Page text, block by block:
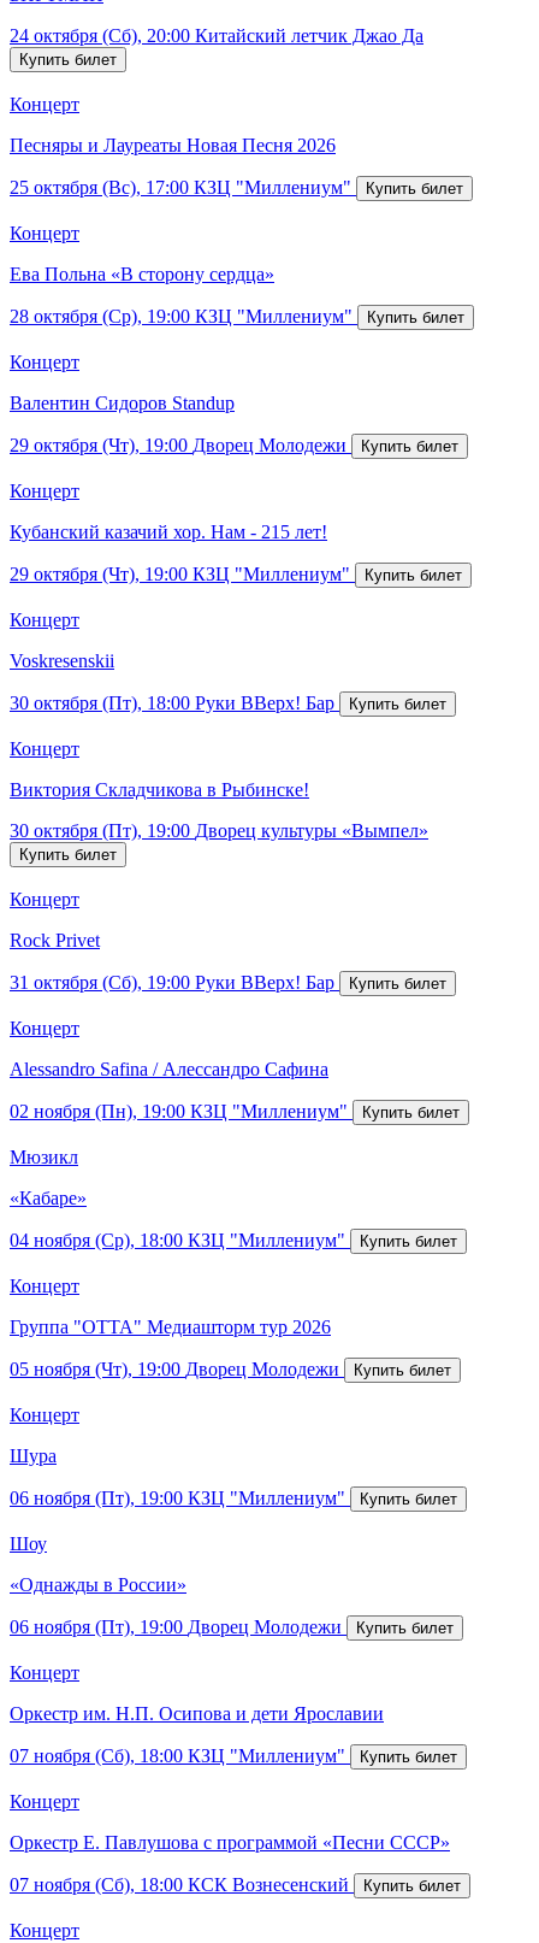
24 октября (Сб), 20:00 Китайский летчик Джао Да
Концерт
Песняры и Лауреаты Новая Песня 2026
25 октября (Вс), 17:00 КЗЦ "Миллениум"
Концерт
Ева Польна «В сторону сердца»
28 октября (Ср), 19:00 КЗЦ "Миллениум"
Концерт
Валентин Сидоров Standup
29 октября (Чт), 19:00 Дворец Молодежи
Концерт
Кубанский казачий хор. Нам - 215 лет!
29 октября (Чт), 19:00 КЗЦ "Миллениум"
Концерт
Voskresenskii
30 октября (Пт), 18:00 Руки ВВерх! Бар
Концерт
Виктория Складчикова в Рыбинске!
30 октября (Пт), 19:00 Дворец культуры «Вымпел»
Концерт
Rock Privet
31 октября (Сб), 19:00 Руки ВВерх! Бар
Концерт
Alessandro Safina / Алессандро Сафина
02 ноября (Пн), 19:00 КЗЦ "Миллениум"
Мюзикл
«Кабаре»
04 ноября (Ср), 18:00 КЗЦ "Миллениум"
Концерт
Группа "ОТТА" Медиашторм тур 2026
05 ноября (Чт), 19:00 Дворец Молодежи
Концерт
Шура
06 ноября (Пт), 19:00 КЗЦ "Миллениум"
Шоу
«Однажды в России»
06 ноября (Пт), 19:00 Дворец Молодежи
Концерт
Оркестр им. Н.П. Осипова и дети Ярославии
07 ноября (Сб), 18:00 КЗЦ "Миллениум"
Концерт
Оркестр Е. Павлушова с программой «Песни СССР»
07 ноября (Сб), 18:00 КСК Вознесенский
Концерт